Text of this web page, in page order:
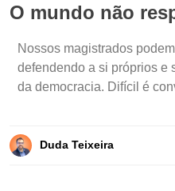
O mundo não
Nossos magistrados
defendendo a si próprios e
da democracia. Difícil é
Duda Teixeira